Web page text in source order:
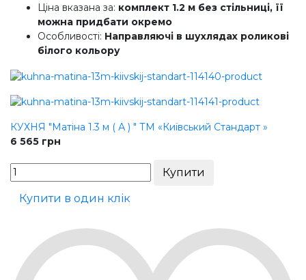
Ціна вказана за: комплект 1.2 м без стільниці, її
можна придбати окремо
Особливості: Направляючі в шухлядах роликові
білого кольору
КУХНЯ "Матіна 1.3 м ( А ) " ТМ «Київський Стандарт »
6 565 грн
Купити в один клік